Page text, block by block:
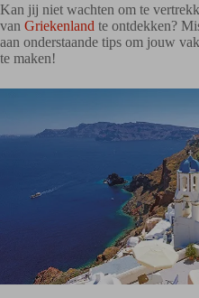
Kan jij niet wachten om te
van Griekenland te ontdekken?
aan onderstaande tips om jouw
te maken!